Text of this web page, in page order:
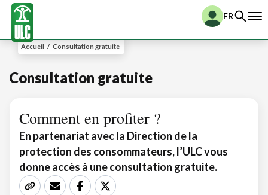
FR
Accueil / Consultation gratuite
Consultation gratuite
Comment en profiter ?
En partenariat avec la Direction de la
protection des consommateurs, l’ULC vous
donne accès à une consultation gratuite.